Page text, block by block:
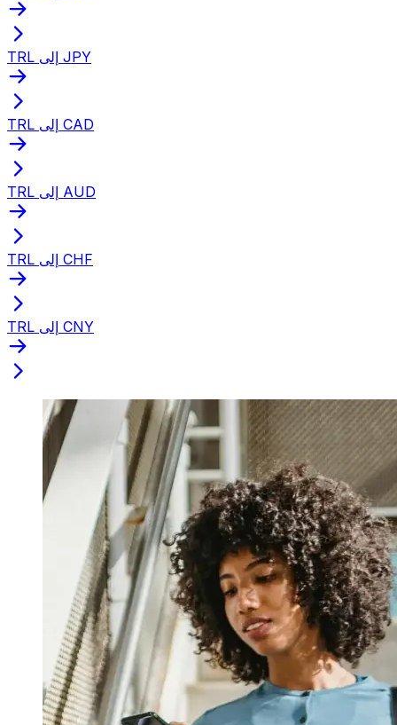
TRL إلى JPY
TRL إلى CAD
TRL إلى AUD
TRL إلى CHF
TRL إلى CNY